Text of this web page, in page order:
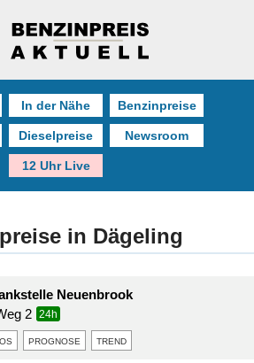
In der Nähe Benzinpreise
Dieselpreise Newsroom
12 Uhr Live
in Dägeling
Neuenbrook
2
24h
prognose trend